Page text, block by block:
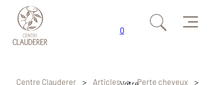
Passer au contenu principal
Passer au pied de page
Menu
0
Centre Clauderer > Articles > Perte cheveux
>